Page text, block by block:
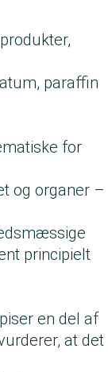
paraffin
for
og organer –
principielt
en del af
at det